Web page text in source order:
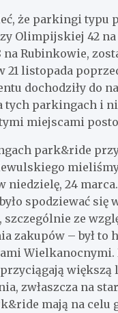
że parkingi typu
Olimpijskiej 42 na
Rubinkowie,
21 listopada
dochodziły do
tych parkingach i
miejscami
park&ride
niedzielę, 24
spodziewać się
ze
zakupów – był to
Wielkanocnymi.
większą
zwłaszcza na
mają na celu